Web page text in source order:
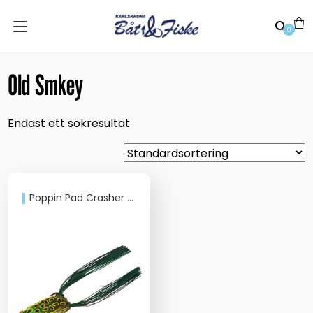
0
Old Smkey
Endast ett sökresultat
Poppin Pad Crasher 5,9 cm